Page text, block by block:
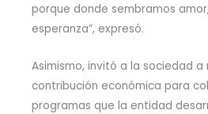
porque donde sembramos
esperanza”, expresó.
Asimismo, invitó a la sociedad a
contribución económica para
programas que la entidad